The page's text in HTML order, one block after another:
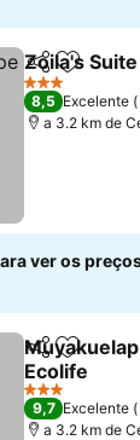
Partilhar
Zoila's
3 Estrelas
8,5 Excelente
a 3.2 km de
ver os
Partilhar
Ecolife
Ver preços
3 Estrelas
9,7 Excelente
a 3.2 km de